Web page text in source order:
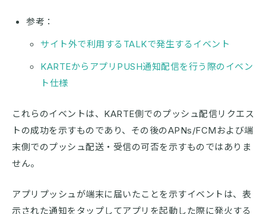
参考：
サイト外で利用するTALKで発生するイベント
KARTEからアプリPUSH通知配信を行う際のイベン
ト仕様
これらのイベントは、KARTE側でのプッシュ配信リクエス
トの成功を示すものであり、その後のAPNs/FCMおよび端
末側でのプッシュ配送・受信の可否を示すものではありま
せん。
アプリプッシュが端末に届いたことを示すイベントは、表
示された通知をタップしてアプリを起動した際に発火する